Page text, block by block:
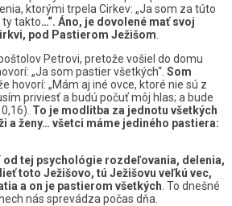
ktorými trpela Cirkev: „Ja som za túto
ty takto…“. Áno, je dovolené mať svoj
pod Pastierom Ježišom
Petrovi, pretože vošiel do domu
„Ja som pastier všetkých“. Som
že hovorí: „Mám aj iné ovce, ktoré nie sú z
priviesť a budú počuť môj hlas; a bude
To je modlitba za jednotu všetkých
a ženy… všetci máme jediného pastiera:
od tej psychológie rozdeľovania, delenia,
toto Ježišovo, tú Ježišovu veľkú vec,
a on je pastierom všetkých . To dnešné
nás sprevádza počas dňa.